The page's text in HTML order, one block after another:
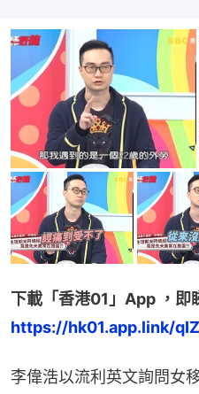
下載「香港01」App ，即
https://hk01.app.link/
李偉浩以流利英文詢問女